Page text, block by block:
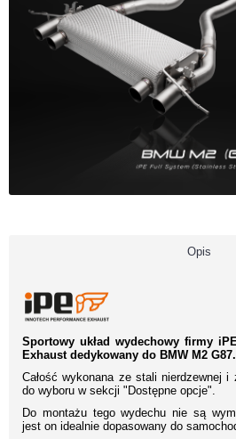
Opis
Sportowy układ wydechowy firmy
Exhaust dedykowany do BMW M2 G87.
Całość wykonana ze stali nierdzewnej i
do wyboru w sekcji "Dostępne opcje".
Do montażu tego wydechu nie są
jest on idealnie dopasowany do